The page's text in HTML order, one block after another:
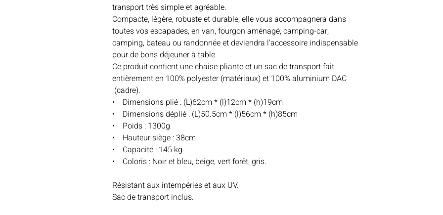
transport très simple et agréable.
Compacte, légère, robuste et durable, elle vous accompagnera dans
toutes vos escapades, en van, fourgon aménagé, camping-car,
camping, bateau ou randonnée et deviendra l'accessoire indispensable
pour de bons déjeuner à table.
Ce produit contient une chaise pliante et un sac de transport fait
entièrement en 100% polyester (matériaux) et 100% aluminium DAC
(cadre).
• Dimensions plié : (L)62cm * (l)12cm * (h)19cm
• Dimensions déplié : (L)50.5cm * (l)56cm * (h)85cm
• Poids : 1300g
• Hauteur siège : 38cm
• Capacité : 145 kg
• Coloris : Noir et bleu, beige, vert forêt, gris.
Résistant aux intempéries et aux UV.
Sac de transport inclus.